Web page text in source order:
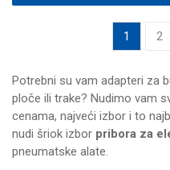
1 2
Potrebni su vam adapteri za
ploče ili trake? Nudimo vam
cenama, najveći izbor i to
nudi šriok izbor pribora za
pneumatske alate.